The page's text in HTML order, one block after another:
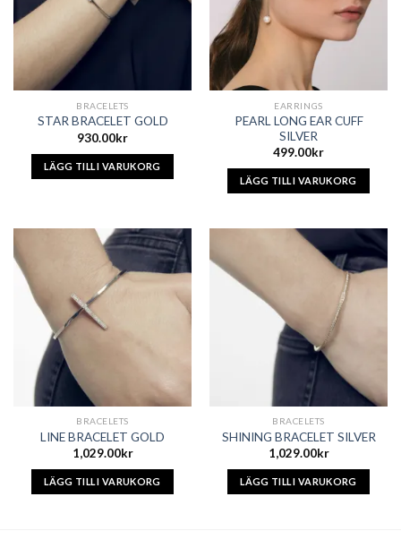
BRACELETS
STAR BRACELET GOLD
930.00kr
LÄGG TILL I VARUKORG
EARRINGS
PEARL LONG EAR CUFF
SILVER
499.00kr
LÄGG TILL I VARUKORG
BRACELETS
LINE BRACELET GOLD
1,029.00kr
LÄGG TILL I VARUKORG
BRACELETS
SHINING BRACELET SILVER
1,029.00kr
LÄGG TILL I VARUKORG